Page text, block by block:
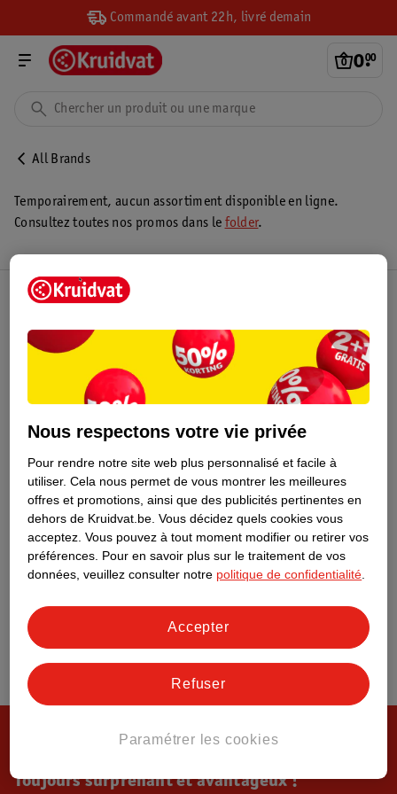
Commandé avant 22h, livré demain
0.
00
All Brands
Temporairement, aucun assortiment disponible en ligne.
Consultez toutes nos promos dans le folder.
Toujours surprenant et avantageux !
Nous respectons votre vie privée
Pour rendre notre site web plus personnalisé et facile à
utiliser. Cela nous permet de vous montrer les meilleures
offres et promotions, ainsi que des publicités pertinentes en
dehors de Kruidvat.be. Vous décidez quels cookies vous
acceptez. Vous pouvez à tout moment modifier ou retirer vos
préférences. Pour en savoir plus sur le traitement de vos
données, veuillez consulter notre politique de confidentialité
Paramétrer les cookies
Refuser
Accepter